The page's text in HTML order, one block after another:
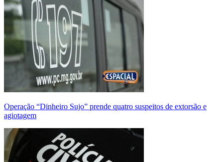
Operação “Dinheiro Sujo” prende quatro suspeitos de extorsão e
agiotagem